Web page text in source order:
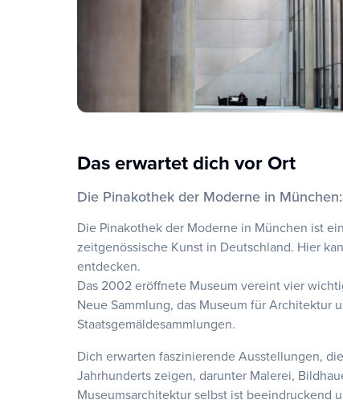
Das erwartet dich vor Ort
Die Pinakothek der Moderne in
Die Pinakothek der Moderne in München ist
zeitgenössische Kunst in Deutschland. Hier
entdecken.
Das 2002 eröffnete Museum vereint vier
Neue Sammlung, das Museum für Architektur
Staatsgemäldesammlungen.
Dich erwarten faszinierende Ausstellungen,
Jahrhunderts zeigen, darunter Malerei,
Museumsarchitektur selbst ist beeindruckend